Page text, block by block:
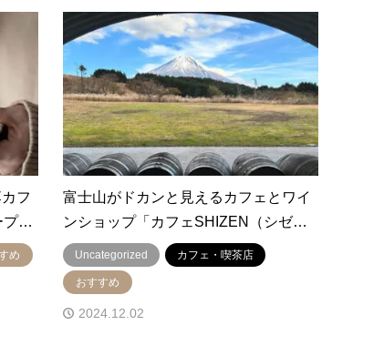
フ
プ…
め
富士山がドカンと見えるカフェとワイ
ンショップ「カフェSHIZEN（シゼ…
Uncategorized カフェ・喫茶店
おすすめ
2024.12.02